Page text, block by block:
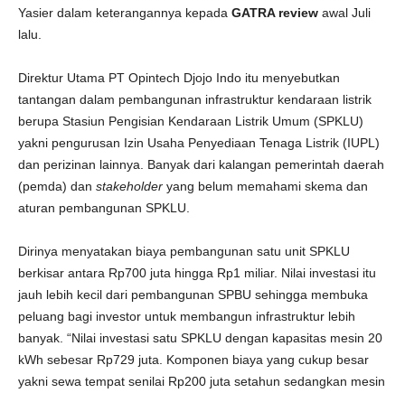
Yasier dalam keterangannya kepada GATRA review awal Juli
lalu.
Direktur Utama PT Opintech Djojo Indo itu menyebutkan
tantangan dalam pembangunan infrastruktur kendaraan listrik
berupa Stasiun Pengisian Kendaraan Listrik Umum (SPKLU)
yakni pengurusan Izin Usaha Penyediaan Tenaga Listrik (IUPL)
dan perizinan lainnya. Banyak dari kalangan pemerintah daerah
(pemda) dan stakeholder yang belum memahami skema dan
aturan pembangunan SPKLU.
Dirinya menyatakan biaya pembangunan satu unit SPKLU
berkisar antara Rp700 juta hingga Rp1 miliar. Nilai investasi itu
jauh lebih kecil dari pembangunan SPBU sehingga membuka
peluang bagi investor untuk membangun infrastruktur lebih
banyak. “Nilai investasi satu SPKLU dengan kapasitas mesin 20
kWh sebesar Rp729 juta. Komponen biaya yang cukup besar
yakni sewa tempat senilai Rp200 juta setahun sedangkan mesin